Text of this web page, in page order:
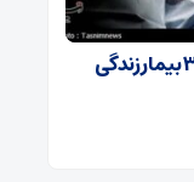
اهدای اعضای کودک ۶ ساله دامغانی به ۳ بیمار زندگی